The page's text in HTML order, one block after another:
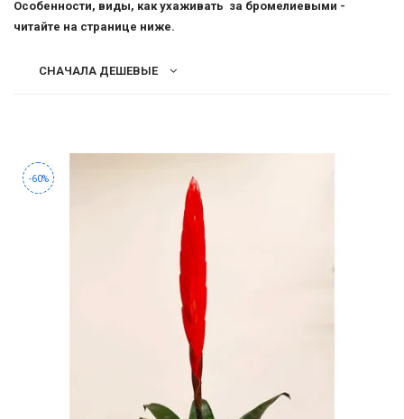
ОДНОЛЕТНИЕ
-
ЗАБЫЛИ
ПАРОЛЬ?
Каталог
Тилландсия
Особенности, виды, как ухаживать за бромелиевыми -
читайте на странице ниже.
СНАЧАЛА ДЕШЕВЫЕ
-60%